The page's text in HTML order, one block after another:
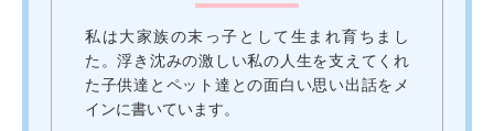
私は大家族の末っ子として生まれ育ちまし
た。浮き沈みの激しい私の人生を支えてくれ
た子供達とペット達との面白い思い出話をメ
インに書いています。